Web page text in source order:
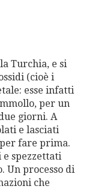
Turchia, e si
(cioè i
esse infatti
per un
giorni. A
e lasciati
fare prima.
e spezzettati
Un processo di
che